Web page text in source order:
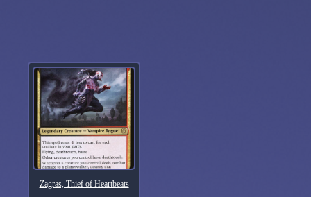
Zagras, Thief of Heartbeats